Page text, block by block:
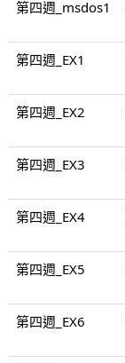
第四週_msdos1
第四週_EX1
第四週_EX2
第四週_EX3
第四週_EX4
第四週_EX5
第四週_EX6